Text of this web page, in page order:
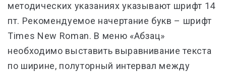
методических указаниях указывают шрифт 14
пт. Рекомендуемое начертание букв – шрифт
Times New Roman. В меню «Абзац»
необходимо выставить выравнивание текста
по ширине, полуторный интервал между